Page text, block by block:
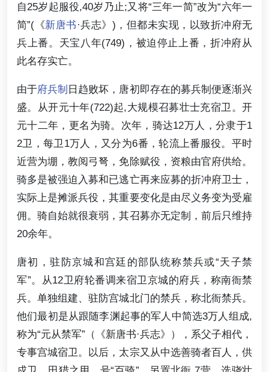
自25岁起服役,40岁乃止;又将“三年一简”改为“六年一
简”(《新唐书 ·兵志》)，但都未实现，以致折冲府无
兵上番。天宝八年(749)，被迫停止上番，折冲府从
此名存实亡。
由于府兵制 日趋败坏，唐初即存在的募兵制便逐渐兴
盛。从开元十年(722)起,大规模召募壮士充宿卫。开
元十二年，更名为骑。次年，骑达12万人，分隶于1
2卫，每卫1万人，又分为6番，轮流上番服役。平时
近营为堋，教阅弓弩，免除赋役，资粮由官府供给。
骑多是被强迫入募和已逃亡再来应募的折冲府卫士，
实际上是摊派兵役，其重要变化是由尽义务变为受雇
佣。骑自始就很衰弱，其召募亦无定制，前后只维持
20余年。
唐初，驻防京城和宫廷的部队统称禁兵或“天子禁
军”。从12卫府轮番调来宿卫京城的府兵，称南衙禁
兵。单独组建、驻防宫城北门的禁兵，称北衙禁兵。
他们最初是从跟随李渊起事的军人中简选3万人组成,
称为“元从禁军”（《新唐书·兵志》），系父子相代，
专事宫城宿卫。以后，太宗又从中选善骑者百人，供